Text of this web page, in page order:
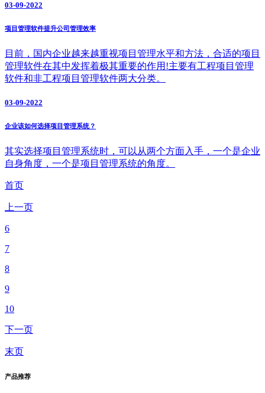
03-09-2022
项目管理软件提升公司管理效率
目前，国内企业越来越重视项目管理水平和方法，合适的项目
管理软件在其中发挥着极其重要的作用!主要有工程项目管理
软件和非工程项目管理软件两大分类。
03-09-2022
企业该如何选择项目管理系统？
其实选择项目管理系统时，可以从两个方面入手，一个是企业
自身角度，一个是项目管理系统的角度。
首页
上一页
6
7
8
9
10
下一页
末页
产品推荐